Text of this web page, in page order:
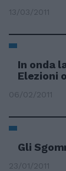
13/03/2011
In onda
Elezioni
06/02/2011
Gli
23/01/2011